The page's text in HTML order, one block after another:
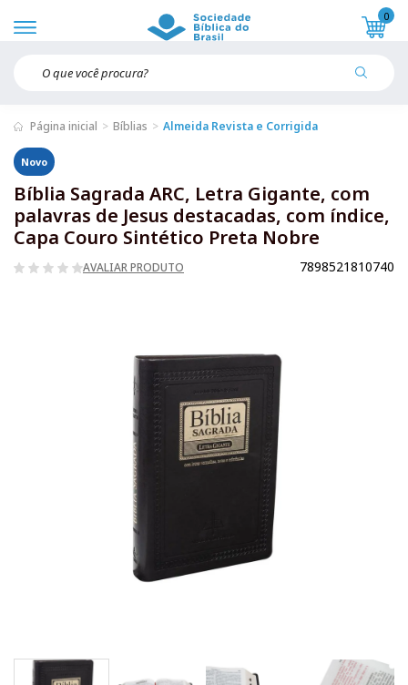
0
Página inicial Bíblias Almeida Revista e Corrigida
Novo
Bíblia Sagrada ARC, Letra Gigante, com
palavras de Jesus destacadas, com índice,
Capa Couro Sintético Preta Nobre
AVALIAR PRODUTO 7898521810740